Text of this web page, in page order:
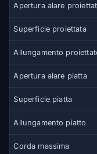
Apertura alare
Superficie proiettata
Allungamento
Apertura alare piatta
Superficie piatta
Allungamento piatto
Corda massima